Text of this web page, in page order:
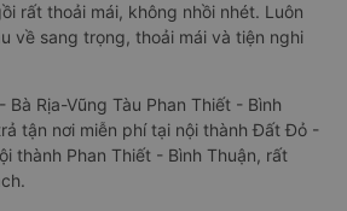
rất thoải mái, không nhồi nhét. Luôn
về sang trọng, thoải mái và tiện nghi
Rịa-Vũng Tàu Phan Thiết - Bình
tận nơi miễn phí tại nội thành Đất Đỏ -
thành Phan Thiết - Bình Thuận, rất